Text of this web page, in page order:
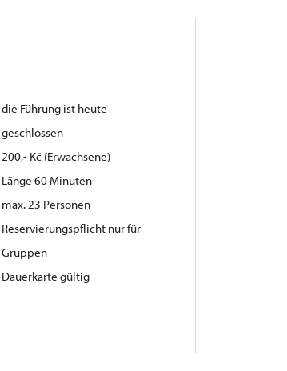
die Führung ist heute
geschlossen
200,- Kč (Erwachsene)
Länge 60 Minuten
max. 23 Personen
Reservierungspflicht nur für
Gruppen
Dauerkarte gültig